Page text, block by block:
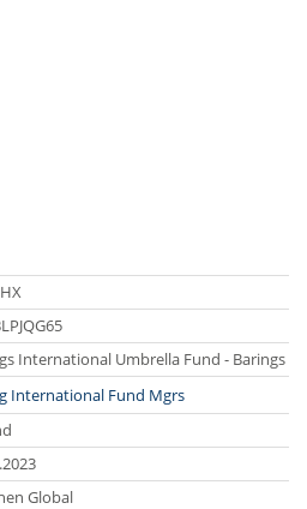
International Umbrella Fund - Barings
International Fund Mgrs
Global